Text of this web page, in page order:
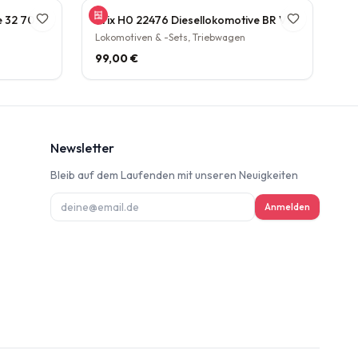
Gützhold 52 Dampflokomotive 32 700 DB Tender Epoche III DC NEM H0 1:87 Trix H0 22476 Diesellokomotive BR V160 003 DB NEM Epoche IV H0 1:87
Lokomotiven & -Sets, Triebwagen
99,00 €
Newsletter
Bleib auf dem Laufenden mit unseren Neuigkeiten
Anmelden